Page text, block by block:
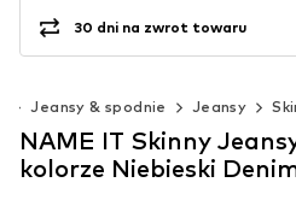
30 dni na zwrot towaru
Jeansy & spodnie Jeansy
NAME IT Skinny
kolorze Niebieski